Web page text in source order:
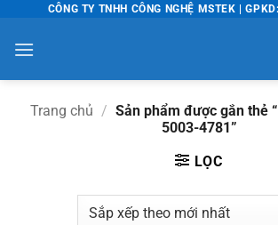
nội
dung
CÔNG TY TNHH CÔNG NGHỆ MSTEK |
Trang chủ / Sản phẩm được gắn thẻ
5003-4781”
LỌC